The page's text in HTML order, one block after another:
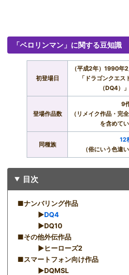
「ベロリンマン」に関する豆知識
初登場日
（平成2年）1990年
「ドラゴンクエ
（DQ4）
登場作品数
9
（リメイク作品・完
を含めて
同種族
12
（俗にいう色違
目次
■ナンバリング作品
▶︎DQ4
▶︎DQ10
■その他外伝作品
▶︎ヒーローズ2
■スマートフォン向け作品
▶︎DQMSL